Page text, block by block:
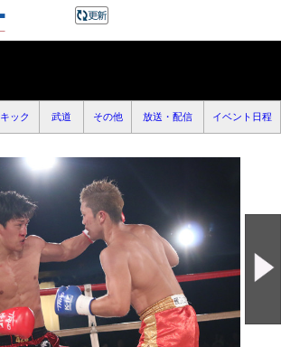
キック 武道 その他 放送・配信 イベント日程